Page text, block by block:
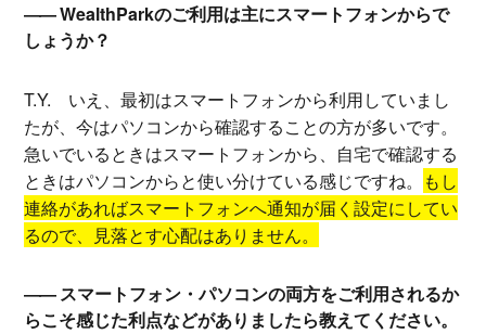
WealthParkのご利用は主にスマートフォンからで
しょうか？
T.Y. いえ、最初はスマートフォンから利用していまし
たが、今はパソコンから確認することの方が多いです。
急いでいるときはスマートフォンから、自宅で確認する
ときはパソコンからと使い分けている感じですね。
もし
連絡があればスマートフォンへ通知が届く設定にしてい
るので、見落とす心配はありません。
スマートフォン・パソコンの両方をご利用されるか
らこそ感じた利点などがありましたら教えてください。